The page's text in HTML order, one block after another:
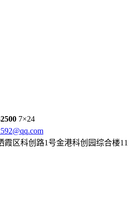
7×24
霞区科创路1号金港科创园综合楼11